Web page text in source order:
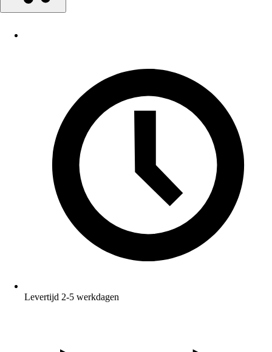
Levertijd 2-5 werkdagen